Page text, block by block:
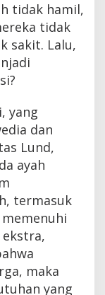
tidak hamil,
tidak
sakit. Lalu,
yang
dan
Lund,
ayah
termasuk
maka
yang